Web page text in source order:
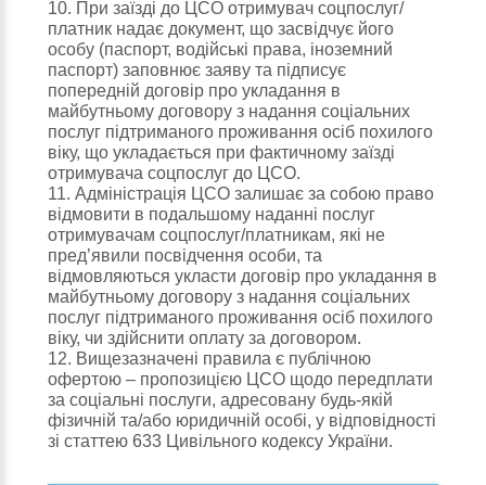
10. При заїзді до ЦСО отримувач соцпослуг/
платник надає документ, що засвідчує його
особу (паспорт, водійські права, іноземний
паспорт) заповнює заяву та підписує
попередній договір про укладання в
майбутньому договору з надання соціальних
послуг підтриманого проживання осіб похилого
віку, що укладається при фактичному заїзді
отримувача соцпослуг до ЦСО.
11. Адміністрація ЦСО залишає за собою право
відмовити в подальшому наданні послуг
отримувачам соцпослуг/платникам, які не
пред’явили посвідчення особи, та
відмовляються укласти договір про укладання в
майбутньому договору з надання соціальних
послуг підтриманого проживання осіб похилого
віку, чи здійснити оплату за договором.
12. Вищезазначені правила є публічною
офертою – пропозицією ЦСО щодо передплати
за соціальні послуги, адресовану будь-якій
фізичній та/або юридичній особі, у відповідності
зі статтею 633 Цивільного кодексу України.